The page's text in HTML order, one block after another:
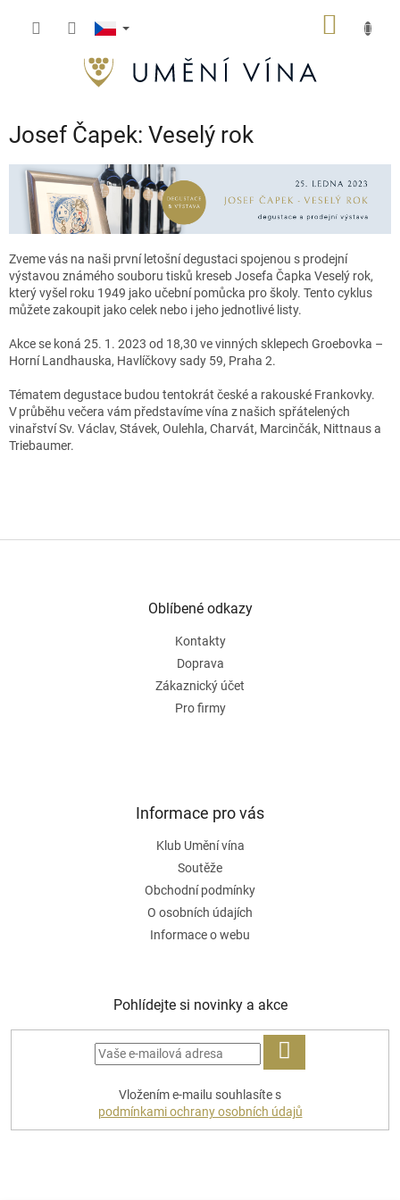
Josef Čapek: Veselý rok
Zveme vás na naši prvníletošní degustaci spojenou s prodejní
výstavou známého souboru tisků kresebJosefa Čapka Veselý rok,
který vyšel roku 1949 jako učební pomůcka pro školy. Tento cyklus
můžete zakoupit jako celek nebo i jeho jednotlivé listy.
Akce se koná 25. 1. 2023 od 18,30 ve vinných sklepech Groebovka –
HorníLandhauska, Havlíčkovy sady 59, Praha 2.
Tématem degustace budou tentokrát české a rakouské Frankovky.
V průběhu večera vám představíme vína z našich spřátelených
vinařstvíSv. Václav, Stávek, Oulehla, Charvát, Marcinčák, Nittnausa
Triebaumer.
Oblíbené odkazy
Kontakty
Doprava
Zákaznický účet
Pro firmy
Informace pro vás
Klub Umění vína
Soutěže
Obchodní podmínky
O osobních údajích
Informace o webu
Pohlídejte si novinky a akce
PŘIHLÁSIT
Vložením e-mailu souhlasíte s
podmínkami ochrany osobních údajů